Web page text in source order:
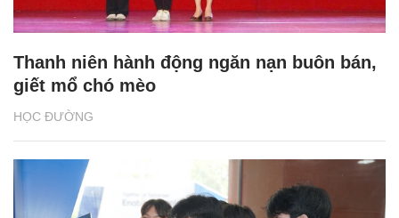
HỌC ĐƯỜNG
Thanh niên hành động ngăn nạn buôn bán,
giết mổ chó mèo